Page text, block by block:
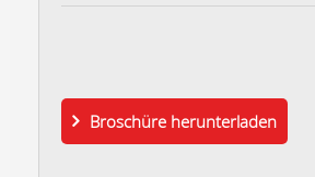
Broschüre herunterladen